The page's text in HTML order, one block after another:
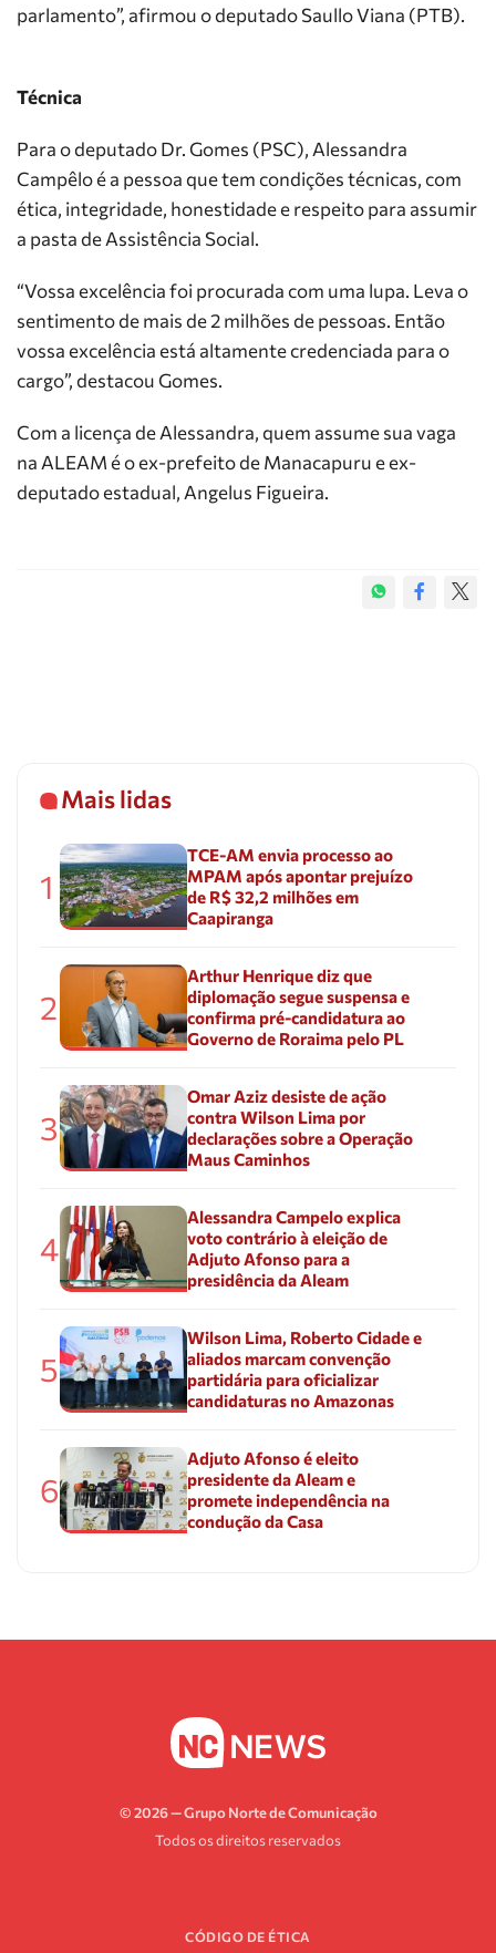
parlamento”, afirmou o deputado Saullo Viana (PTB).
Técnica
Para o deputado Dr. Gomes (PSC), Alessandra
Campêlo é a pessoa que tem condições técnicas, com
ética, integridade, honestidade e respeito para assumir
a pasta de Assistência Social.
“Vossa excelência foi procurada com uma lupa. Leva o
sentimento de mais de 2 milhões de pessoas. Então
vossa excelência está altamente credenciada para o
cargo”, destacou Gomes.
Com a licença de Alessandra, quem assume sua vaga
na ALEAM é o ex-prefeito de Manacapuru e ex-
deputado estadual, Angelus Figueira.
Mais lidas
1
TCE-AM envia processo ao
MPAM após apontar prejuízo
de R$ 32,2 milhões em
Caapiranga
2
Arthur Henrique diz que
diplomação segue suspensa e
confirma pré-candidatura ao
Governo de Roraima pelo PL
3
Omar Aziz desiste de ação
contra Wilson Lima por
declarações sobre a Operação
Maus Caminhos
4
Alessandra Campelo explica
voto contrário à eleição de
Adjuto Afonso para a
presidência da Aleam
5
Wilson Lima, Roberto Cidade e
aliados marcam convenção
partidária para oficializar
candidaturas no Amazonas
6
Adjuto Afonso é eleito
presidente da Aleam e
promete independência na
condução da Casa
© 2026 — Grupo Norte de Comunicação
Todos os direitos reservados
CÓDIGO DE ÉTICA